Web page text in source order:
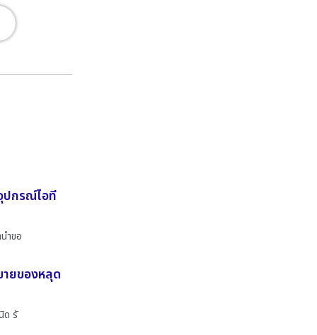
ปกรณ์ไอที
ำขอ
ยของหลุด
ด รั